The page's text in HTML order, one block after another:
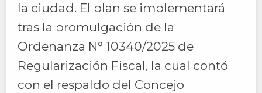
la ciudad. El plan se implementará
tras la promulgación de la
Ordenanza N° 10340/2025 de
Regularización Fiscal, la cual contó
con el respaldo del Concejo